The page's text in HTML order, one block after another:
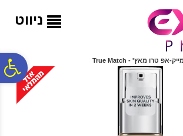
ניווט
מייק-אפ טרו מאץ' - True Match